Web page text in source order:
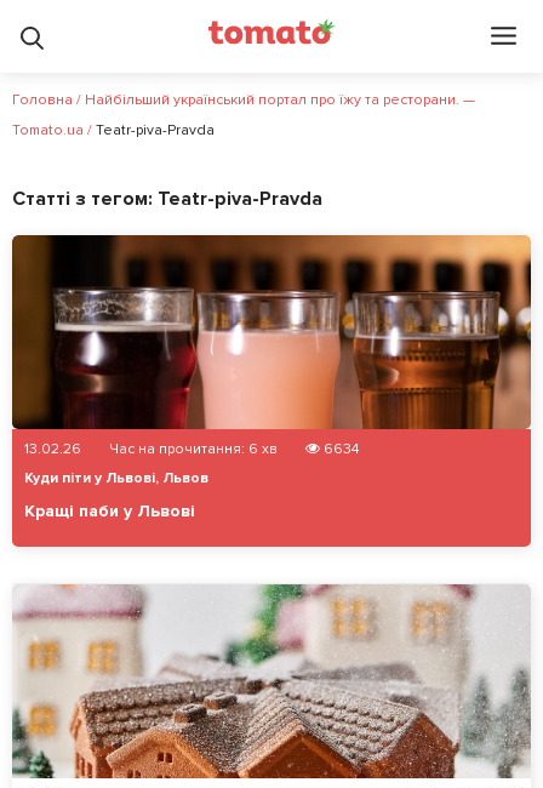
Головна / Найбільший український портал про їжу та ресторани. —
Tomato.ua / Teatr-piva-Pravda
Статті з тегом: Teatr-piva-Pravda
13.02.26 Час на прочитання: 6 хв
6634
Куди піти у Львові, Львов
Кращі паби у Львові